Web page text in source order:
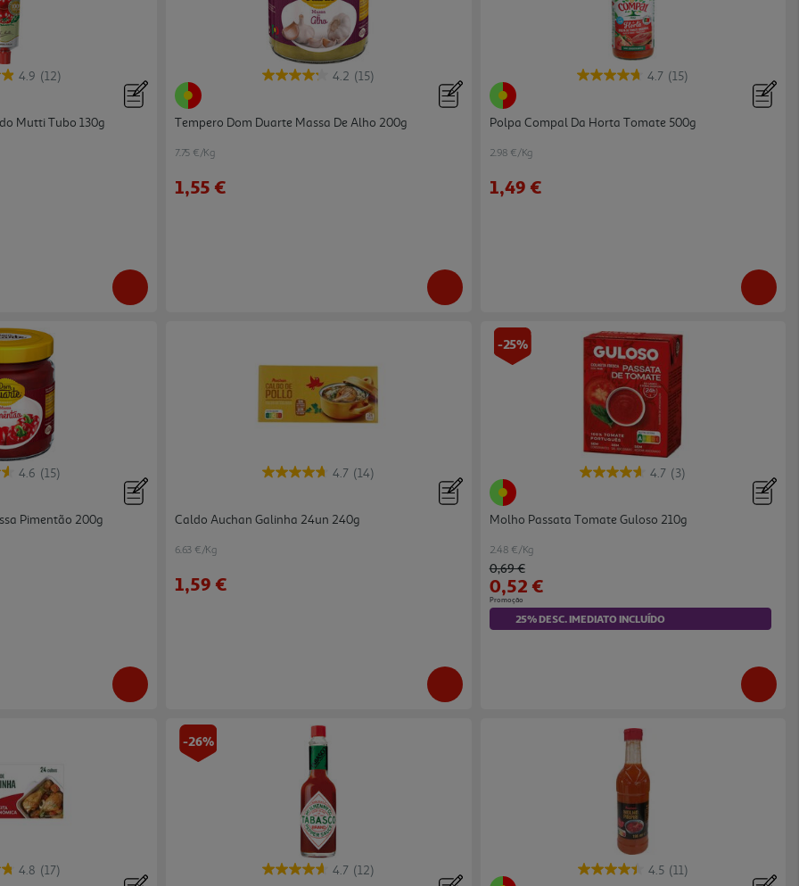
4.9 (12)
Mutti Tubo 130g
4.2 (15)
Tempero Dom Duarte Massa De Alho 200g
7.75 €/Kg
1,55 €
4.7 (15)
Polpa Compal Da Horta Tomate 500g
2.98 €/Kg
1,49 €
4.6 (15)
Pimentão 200g
4.7 (14)
Caldo Auchan Galinha 24un 240g
6.63 €/Kg
1,59 €
-25%
4.7 (3)
Molho Passata Tomate Guloso 210g
2.48 €/Kg
Price reduced from
0,69 €to
0,52 €
Promoção
25% DESC. IMEDIATO INCLUÍDO
4.8 (17)
-26%
4.7 (12) 4.5 (11)